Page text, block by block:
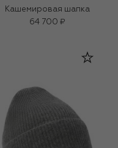
Кашемировая шапка
64 700 ₽